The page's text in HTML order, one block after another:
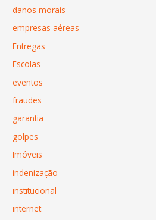
danos morais
empresas aéreas
Entregas
Escolas
eventos
fraudes
garantia
golpes
Imóveis
indenização
institucional
internet